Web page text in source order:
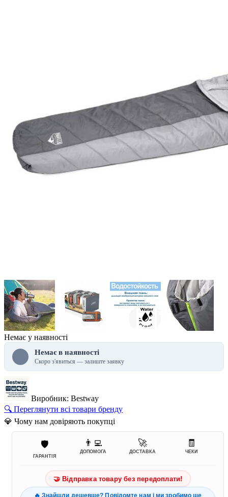
Немає у наявності
Немає в наявності
Скоро з'явиться — залиште заявку
Виробник: Bestway
🔍 Переглянути всі товари бренду
💎 Чому нам довіряють покупці
🛡️
ГАРАНТІЯ
👨‍💻
ДОПОМОГА
🚀
ДОСТАВКА
🧾
ЧЕКИ
🤝 Відправка товару без передоплати!